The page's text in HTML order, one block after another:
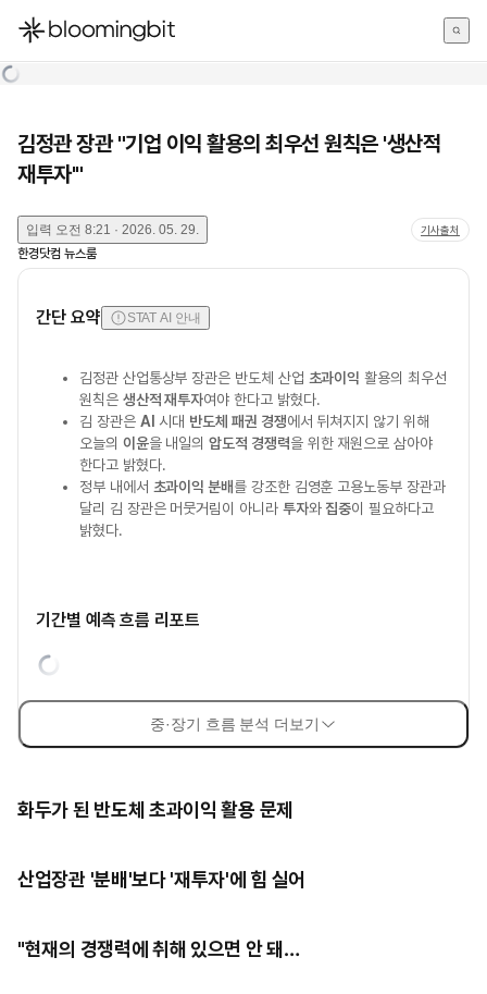
한국어
김정관 장관 "기업 이익 활용의 최우선 원칙은 '생산적
재투자'"
입력 오전 8:21 · 2026. 05. 29. 기사출처
한경닷컴 뉴스룸
간단 요약 STAT AI 안내
김정관 산업통상부 장관은 반도체 산업 초과이익 활용의 최우선
원칙은 생산적 재투자여야 한다고 밝혔다.
김 장관은 AI 시대 반도체 패권 경쟁에서 뒤쳐지지 않기 위해
오늘의 이윤을 내일의압도적 경쟁력을 위한 재원으로 삼아야
한다고 밝혔다.
정부 내에서 초과이익 분배를 강조한 김영훈 고용노동부 장관과
달리 김 장관은 머뭇거림이 아니라 투자와 집중이 필요하다고
밝혔다.
기간별 예측 흐름 리포트
중·장기 흐름 분석 더보기
화두가 된 반도체 초과이익 활용 문제
산업장관 '분배'보다 '재투자'에 힘 실어
"현재의 경쟁력에 취해 있으면 안 돼…